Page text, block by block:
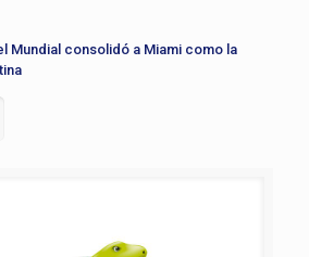
Mundial consolidó a Miami como la